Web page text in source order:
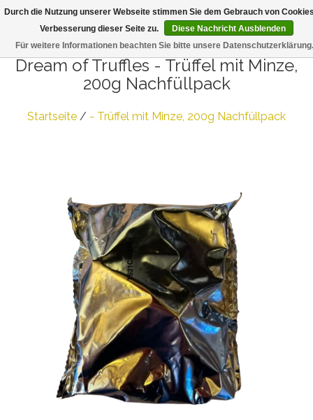
Dream of Truffles - Trüffel mit Minze,
200g Nachfüllpack
Startseite / - Trüffel mit Minze, 200g Nachfüllpack
Durch die Nutzung unserer Webseite stimmen Sie dem Gebrauch von
Verbesserung dieser Seite zu.
Diese Nachricht Ausblenden
Für weitere Informationen beachten Sie bitte unsere